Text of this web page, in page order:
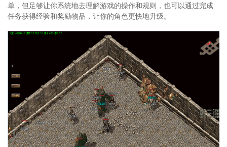
单，但足够让你系统地去理解游戏的操作和规则，也可以通过完成
任务获得经验和奖励物品，让你的角色更快地升级。